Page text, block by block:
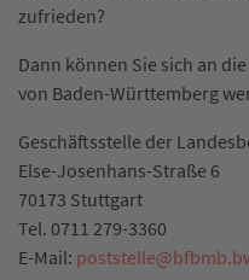
zufrieden?
Dann können Sie sich an die
von Baden-Württemberg
Geschäftsstelle der
Else-Josenhans-Straße 6
70173 Stuttgart
Tel. 0711 279-3360
E-Mail: poststelle@